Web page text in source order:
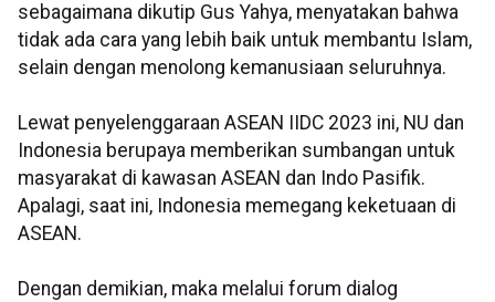
sebagaimana dikutip Gus Yahya, menyatakan bahwa
tidak ada cara yang lebih baik untuk membantu Islam,
selain dengan menolong kemanusiaan seluruhnya.
Lewat penyelenggaraan ASEAN IIDC 2023 ini, NU dan
Indonesia berupaya memberikan sumbangan untuk
masyarakat di kawasan ASEAN dan Indo Pasifik.
Apalagi, saat ini, Indonesia memegang keketuaan di
ASEAN.
Dengan demikian, maka melalui forum dialog